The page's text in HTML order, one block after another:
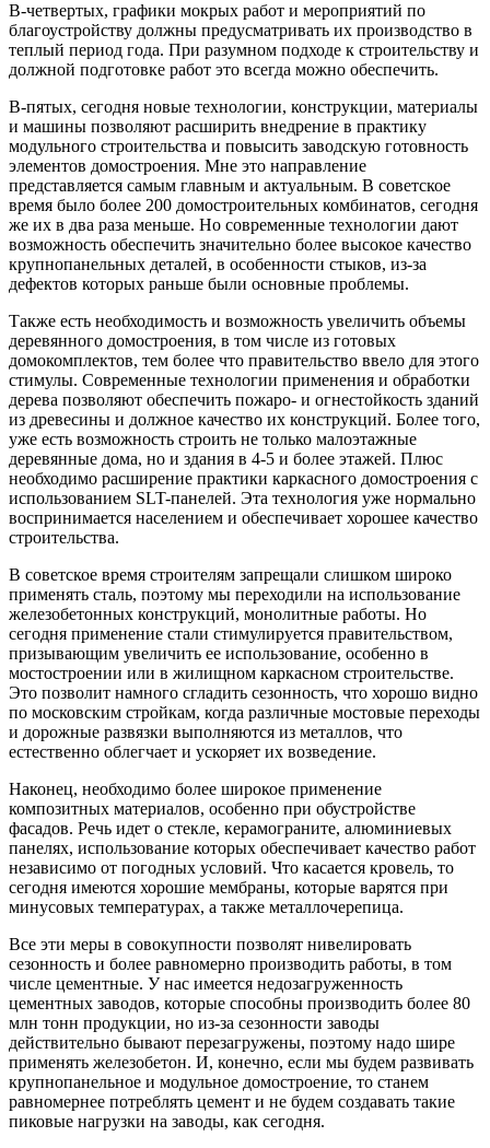
В-четвертых, графики мокрых работ и мероприятий по
благоустройству должны предусматривать их производство в
теплый период года. При разумном подходе к строительству и
должной подготовке работ это всегда можно обеспечить.
В-пятых, сегодня новые технологии, конструкции, материалы
и машины позволяют расширить внедрение в практику
модульного строительства и повысить заводскую готовность
элементов домостроения. Мне это направление
представляется самым главным и актуальным. В советское
время было более 200 домостроительных комбинатов, сегодня
же их в два раза меньше. Но современные технологии дают
возможность обеспечить значительно более высокое качество
крупнопанельных деталей, в особенности стыков, из-за
дефектов которых раньше были основные проблемы.
Также есть необходимость и возможность увеличить объемы
деревянного домостроения, в том числе из готовых
домокомплектов, тем более что правительство ввело для этого
стимулы. Современные технологии применения и обработки
дерева позволяют обеспечить пожаро- и огнестойкость зданий
из древесины и должное качество их конструкций. Более того,
уже есть возможность строить не только малоэтажные
деревянные дома, но и здания в 4-5 и более этажей. Плюс
необходимо расширение практики каркасного домостроения с
использованием SLT-панелей. Эта технология уже нормально
воспринимается населением и обеспечивает хорошее качество
строительства.
В советское время строителям запрещали слишком широко
применять сталь, поэтому мы переходили на использование
железобетонных конструкций, монолитные работы. Но
сегодня применение стали стимулируется правительством,
призывающим увеличить ее использование, особенно в
мостостроении или в жилищном каркасном строительстве.
Это позволит намного сгладить сезонность, что хорошо видно
по московским стройкам, когда различные мостовые переходы
и дорожные развязки выполняются из металлов, что
естественно облегчает и ускоряет их возведение.
Наконец, необходимо более широкое применение
композитных материалов, особенно при обустройстве
фасадов. Речь идет о стекле, керамограните, алюминиевых
панелях, использование которых обеспечивает качество работ
независимо от погодных условий. Что касается кровель, то
сегодня имеются хорошие мембраны, которые варятся при
минусовых температурах, а также металлочерепица.
Все эти меры в совокупности позволят нивелировать
сезонность и более равномерно производить работы, в том
числе цементные. У нас имеется недозагруженность
цементных заводов, которые способны производить более 80
млн тонн продукции, но из-за сезонности заводы
действительно бывают перезагружены, поэтому надо шире
применять железобетон. И, конечно, если мы будем развивать
крупнопанельное и модульное домостроение, то станем
равномернее потреблять цемент и не будем создавать такие
пиковые нагрузки на заводы, как сегодня.